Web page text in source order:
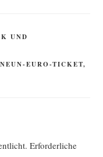
UND
NEUN-EURO-TICKET,
Erforderliche